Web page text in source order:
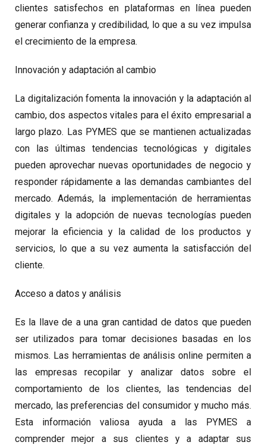
clientes satisfechos en plataformas en línea pueden
generar confianza y credibilidad, lo que a su vez impulsa
el crecimiento de la empresa.
Innovación y adaptación al cambio
La digitalización fomenta la innovación y la adaptación al
cambio, dos aspectos vitales para el éxito empresarial a
largo plazo. Las PYMES que se mantienen actualizadas
con las últimas tendencias tecnológicas y digitales
pueden aprovechar nuevas oportunidades de negocio y
responder rápidamente a las demandas cambiantes del
mercado. Además, la implementación de herramientas
digitales y la adopción de nuevas tecnologías pueden
mejorar la eficiencia y la calidad de los productos y
servicios, lo que a su vez aumenta la satisfacción del
cliente.
Acceso a datos y análisis
Es la llave de a una gran cantidad de datos que pueden
ser utilizados para tomar decisiones basadas en los
mismos. Las herramientas de análisis online permiten a
las empresas recopilar y analizar datos sobre el
comportamiento de los clientes, las tendencias del
mercado, las preferencias del consumidor y mucho más.
Esta información valiosa ayuda a las PYMES a
comprender mejor a sus clientes y a adaptar sus